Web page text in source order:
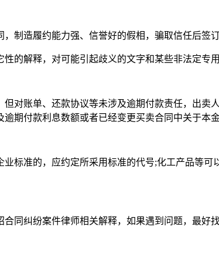
制造履约能力强、信誉好的假相，骗取信任后签
的解释，对可能引起歧义的文字和某些非法定专
但对账单、还款协议等未涉及逾期付款责任，出
期付款利息数额或者已经变更买卖合同中关于本
标准的，应约定所采用标准的代号;化工产品等
合同纠纷案件律师相关解释，如果遇到问题，最